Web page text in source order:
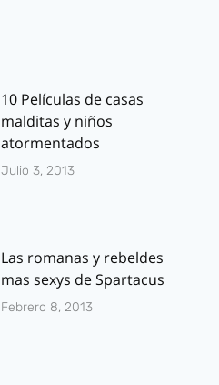
10 Películas de casas
malditas y niños
atormentados
Julio 3, 2013
Las romanas y rebeldes
mas sexys de Spartacus
Febrero 8, 2013